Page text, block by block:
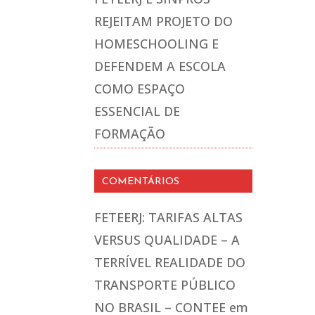
REJEITAM PROJETO DO
HOMESCHOOLING E
DEFENDEM A ESCOLA
COMO ESPAÇO
ESSENCIAL DE
FORMAÇÃO
COMENTÁRIOS
FETEERJ: TARIFAS ALTAS
VERSUS QUALIDADE – A
TERRÍVEL REALIDADE DO
TRANSPORTE PÚBLICO
NO BRASIL – CONTEE em